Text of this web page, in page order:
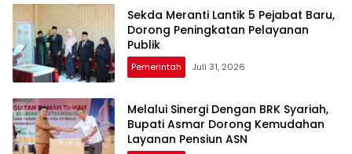
Sekda Meranti Lantik 5 Pejabat Baru,
Dorong Peningkatan Pelayanan
Publik
Pemerintah Juli 31, 2026
Melalui Sinergi Dengan BRK Syariah,
Bupati Asmar Dorong Kemudahan
Layanan Pensiun ASN